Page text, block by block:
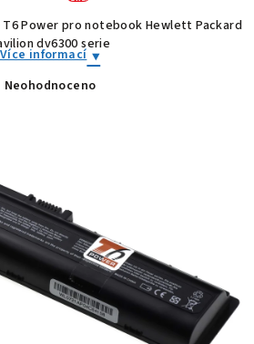
Power pro notebook Hewlett Packard
dv6300 serie
Více informací
Průměrné
Neohodnoceno